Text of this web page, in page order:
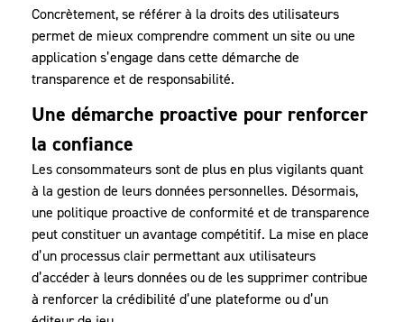
Concrètement, se référer à la droits des utilisateurs
permet de mieux comprendre comment un site ou une
application s’engage dans cette démarche de
transparence et de responsabilité.
Une démarche proactive pour renforcer
la confiance
Les consommateurs sont de plus en plus vigilants quant
à la gestion de leurs données personnelles. Désormais,
une politique proactive de conformité et de transparence
peut constituer un avantage compétitif. La mise en place
d’un processus clair permettant aux utilisateurs
d’accéder à leurs données ou de les supprimer contribue
à renforcer la crédibilité d’une plateforme ou d’un